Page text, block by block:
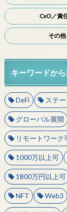
CxO／責
その他
キーワードか
DeFi ステ
グローバル展開
リモートワーク
1000万以上可
1800万円以上可
NFT Web3